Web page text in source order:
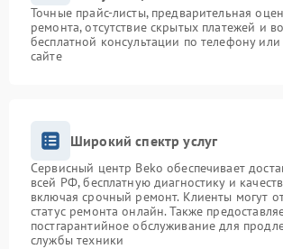
Точные прайс-листы, предварительная
ремонта, отсутствие скрытых платежей и
бесплатной консультации по телефону
сайте
Широкий спектр услуг
Сервисный центр Beko обеспечивает
всей РФ, бесплатную диагностику и
включая срочный ремонт. Клиенты могут
статус ремонта онлайн. Также
постгарантийное обслуживание для
службы техники